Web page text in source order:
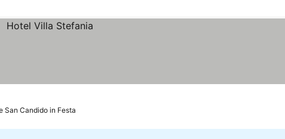
San Candido in Festa